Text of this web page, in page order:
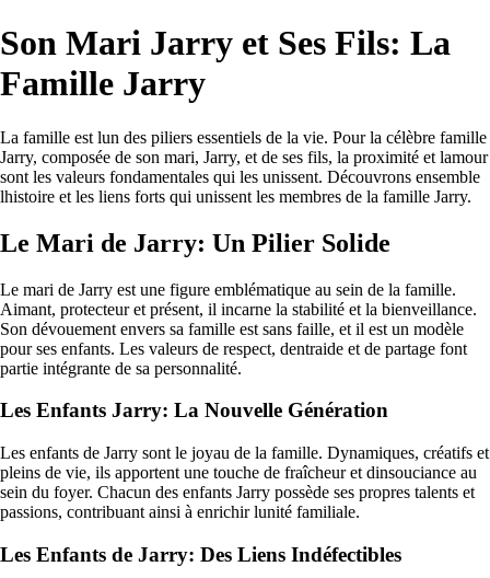
Son Mari Jarry et Ses Fils: La
Famille Jarry
La famille est lun des piliers essentiels de la vie. Pour la célèbre famille
Jarry, composée de son mari, Jarry, et de ses fils, la proximité et lamour
sont les valeurs fondamentales qui les unissent. Découvrons ensemble
lhistoire et les liens forts qui unissent les membres de la famille Jarry.
Le Mari de Jarry: Un Pilier Solide
Le mari de Jarry est une figure emblématique au sein de la famille.
Aimant, protecteur et présent, il incarne la stabilité et la bienveillance.
Son dévouement envers sa famille est sans faille, et il est un modèle
pour ses enfants. Les valeurs de respect, dentraide et de partage font
partie intégrante de sa personnalité.
Les Enfants Jarry: La Nouvelle Génération
Les enfants de Jarry sont le joyau de la famille. Dynamiques, créatifs et
pleins de vie, ils apportent une touche de fraîcheur et dinsouciance au
sein du foyer. Chacun des enfants Jarry possède ses propres talents et
passions, contribuant ainsi à enrichir lunité familiale.
Les Enfants de Jarry: Des Liens Indéfectibles